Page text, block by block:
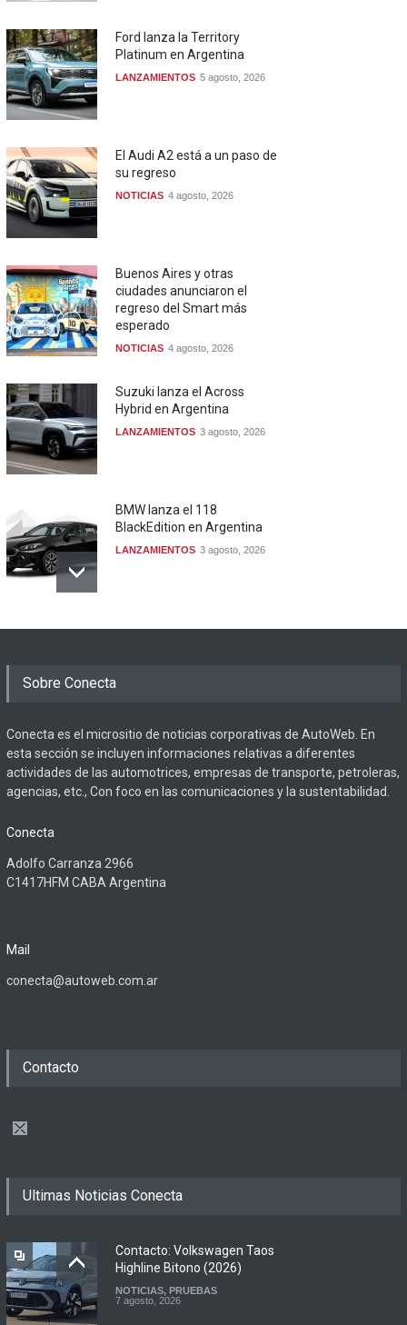
Ford lanza la Territory
Platinum en Argentina
LANZAMIENTOS 5 agosto, 2026
El Audi A2 está a un paso de
su regreso
NOTICIAS 4 agosto, 2026
Buenos Aires y otras
ciudades anunciaron el
regreso del Smart más
esperado
NOTICIAS 4 agosto, 2026
Suzuki lanza el Across
Hybrid en Argentina
LANZAMIENTOS 3 agosto, 2026
BMW lanza el 118
BlackEdition en Argentina
LANZAMIENTOS 3 agosto, 2026
Sobre Conecta
Conecta es el micrositio de noticias corporativas de AutoWeb. En
esta sección se incluyen informaciones relativas a diferentes
actividades de las automotrices, empresas de transporte, petroleras,
agencias, etc., Con foco en las comunicaciones y la sustentabilidad.
Conecta
Adolfo Carranza 2966
C1417HFM CABA Argentina
Mail
conecta@autoweb.com.ar
Contacto
Ultimas Noticias Conecta
Contacto: Volkswagen Taos
Highline Bitono (2026)
NOTICIAS, PRUEBAS
7 agosto, 2026